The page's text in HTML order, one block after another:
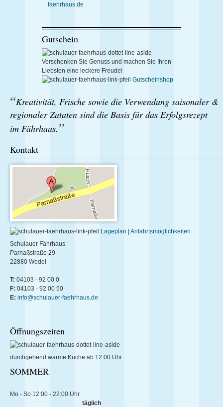
faehrhaus.de
Gutschein
Verschenken Sie Genuss und machen Sie Ihren
Liebsten eine leckere Freude!
Gutscheinshop
Kreativität, Frische sowie die Verwendung saisonaler &
regionaler Zutaten sind die Basis für das Erfolgsrezept
im Fährhaus.
Kontakt
Lageplan | Anfahrtsmöglichkeiten
Schulauer Fährhaus
Parnaßstraße 29
22880 Wedel
T: 04103 - 92 00 0
F: 04103 - 92 00 50
E: info@schulauer-faehrhaus.de
Öffnungszeiten
durchgehend warme Küche ab 12:00 Uhr
SOMMER
Mo - So 12:00 - 22:00 Uhr
täglich